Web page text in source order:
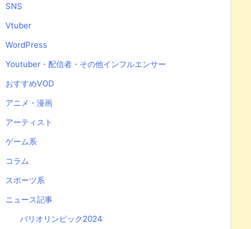
SNS
Vtuber
WordPress
Youtuber・配信者・その他インフルエンサー
おすすめVOD
アニメ・漫画
アーティスト
ゲーム系
コラム
スポーツ系
ニュース記事
パリオリンピック2024